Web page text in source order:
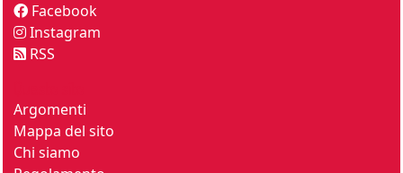
Facebook
Instagram
RSS
Argomenti
Mappa del sito
Chi siamo